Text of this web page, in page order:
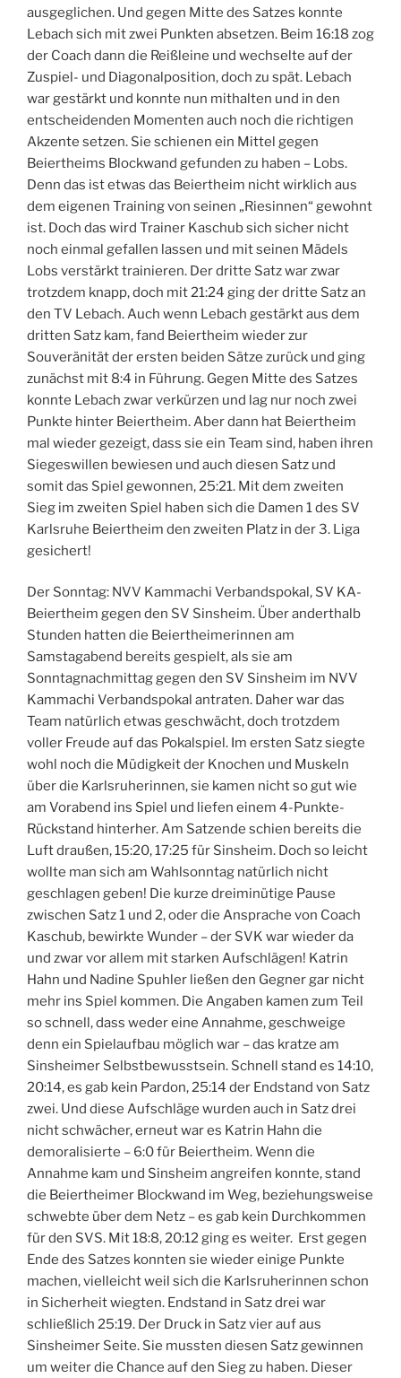
ausgeglichen. Und gegen Mitte des Satzes konnte
Lebach sich mit zwei Punkten absetzen. Beim 16:18 zog
der Coach dann die Reißleine und wechselte auf der
Zuspiel- und Diagonalposition, doch zu spät. Lebach
war gestärkt und konnte nun mithalten und in den
entscheidenden Momenten auch noch die richtigen
Akzente setzen. Sie schienen ein Mittel gegen
Beiertheims Blockwand gefunden zu haben – Lobs.
Denn das ist etwas das Beiertheim nicht wirklich aus
dem eigenen Training von seinen „Riesinnen“ gewohnt
ist. Doch das wird Trainer Kaschub sich sicher nicht
noch einmal gefallen lassen und mit seinen Mädels
Lobs verstärkt trainieren. Der dritte Satz war zwar
trotzdem knapp, doch mit 21:24 ging der dritte Satz an
den TV Lebach. Auch wenn Lebach gestärkt aus dem
dritten Satz kam, fand Beiertheim wieder zur
Souveränität der ersten beiden Sätze zurück und ging
zunächst mit 8:4 in Führung. Gegen Mitte des Satzes
konnte Lebach zwar verkürzen und lag nur noch zwei
Punkte hinter Beiertheim. Aber dann hat Beiertheim
mal wieder gezeigt, dass sie ein Team sind, haben ihren
Siegeswillen bewiesen und auch diesen Satz und
somit das Spiel gewonnen, 25:21. Mit dem zweiten
Sieg im zweiten Spiel haben sich die Damen 1 des SV
Karlsruhe Beiertheim den zweiten Platz in der 3. Liga
gesichert!
Der Sonntag: NVV Kammachi Verbandspokal, SV KA-
Beiertheim gegen den SV Sinsheim. Über anderthalb
Stunden hatten die Beiertheimerinnen am
Samstagabend bereits gespielt, als sie am
Sonntagnachmittag gegen den SV Sinsheim im NVV
Kammachi Verbandspokal antraten. Daher war das
Team natürlich etwas geschwächt, doch trotzdem
voller Freude auf das Pokalspiel. Im ersten Satz siegte
wohl noch die Müdigkeit der Knochen und Muskeln
über die Karlsruherinnen, sie kamen nicht so gut wie
am Vorabend ins Spiel und liefen einem 4-Punkte-
Rückstand hinterher. Am Satzende schien bereits die
Luft draußen, 15:20, 17:25 für Sinsheim. Doch so leicht
wollte man sich am Wahlsonntag natürlich nicht
geschlagen geben! Die kurze dreiminütige Pause
zwischen Satz 1 und 2, oder die Ansprache von Coach
Kaschub, bewirkte Wunder – der SVK war wieder da
und zwar vor allem mit starken Aufschlägen! Katrin
Hahn und Nadine Spuhler ließen den Gegner gar nicht
mehr ins Spiel kommen. Die Angaben kamen zum Teil
so schnell, dass weder eine Annahme, geschweige
denn ein Spielaufbau möglich war – das kratze am
Sinsheimer Selbstbewusstsein. Schnell stand es 14:10,
20:14, es gab kein Pardon, 25:14 der Endstand von Satz
zwei. Und diese Aufschläge wurden auch in Satz drei
nicht schwächer, erneut war es Katrin Hahn die
demoralisierte – 6:0 für Beiertheim. Wenn die
Annahme kam und Sinsheim angreifen konnte, stand
die Beiertheimer Blockwand im Weg, beziehungsweise
schwebte über dem Netz – es gab kein Durchkommen
für den SVS. Mit 18:8, 20:12 ging es weiter. Erst gegen
Ende des Satzes konnten sie wieder einige Punkte
machen, vielleicht weil sich die Karlsruherinnen schon
in Sicherheit wiegten. Endstand in Satz drei war
schließlich 25:19. Der Druck in Satz vier auf aus
Sinsheimer Seite. Sie mussten diesen Satz gewinnen
um weiter die Chance auf den Sieg zu haben. Dieser